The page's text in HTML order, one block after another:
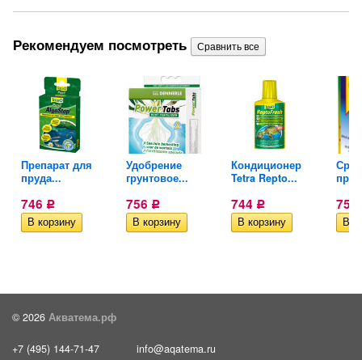
Рекомендуем посмотреть
Препарат для
пруда...
746 Р
Удобрение
грунтовое...
756 Р
Кондиционер
Tetra Repto...
744 Р 759
© 2026 Акватема.рф
+7 (495) 144-71-47 info@aqatema.ru